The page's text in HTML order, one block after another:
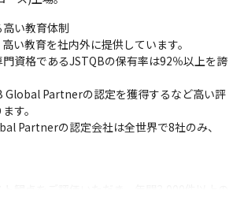
い教育体制
い教育を社内外に提供しています。
資格であるJSTQBの保有率は92％以上を誇
Global Partnerの認定を獲得するなど高い評
す。
Partnerの認定会社は全世界で8社のみ、